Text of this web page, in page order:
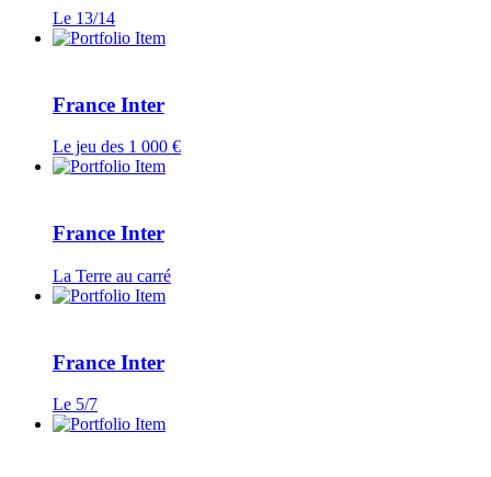
Le 13/14
France Inter
Le jeu des 1 000 €
France Inter
La Terre au carré
France Inter
Le 5/7